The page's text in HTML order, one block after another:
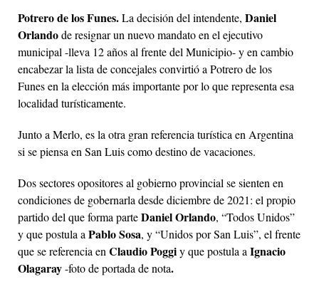
Potrero de los Funes.La decisión del intendente, Daniel
Orlandode resignar un nuevo mandato en el ejecutivo
municipal -lleva 12 años al frente del Municipio- y en cambio
encabezar la lista de concejales convirtió a Potrero de los
Funes en la elección más importante por lo que representa esa
localidad turísticamente.
Junto a Merlo, es la otra gran referencia turística en Argentina
si se piensa en San Luis como destino de vacaciones.
Dos sectores opositores al gobierno provincial se sienten en
condiciones de gobernarla desde diciembre de 2021: el propio
partido del que forma parteDaniel Orlando, “Todos Unidos”
y que postula a Pablo Sosa, y “Unidos por San Luis”, el frente
que se referencia en Claudio Poggiy que postula a Ignacio
Olagaray-foto de portada de nota.